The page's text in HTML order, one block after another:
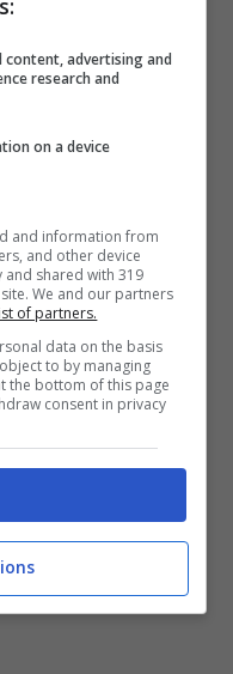
#
27,
content, advertising and
research and
on a device
and information from
and other device
and shared with 319
We and our partners
of partners.
data on the basis
to by managing
the bottom of this page
consent in privacy